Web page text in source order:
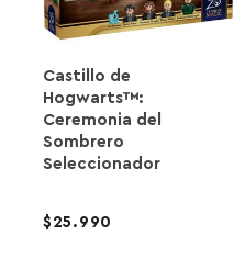
Castillo de
Hogwarts™:
Ceremonia del
Sombrero
Seleccionador
25.990